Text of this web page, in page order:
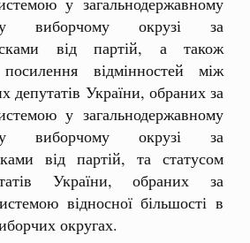
виборчому окрузі за
від партій, а також
відмінностей між
депутатів України, обраних за
у загальнодержавному
виборчому окрузі за
від партій, та статусом
України, обраних за
відносної більшості в
округах.